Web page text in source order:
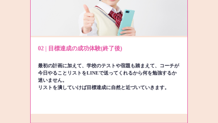
02 | 目標達成の成功体験(終了後)
最初の計画に加えて、学校のテストや宿題も踏まえて、コーチが
今日やることリストをLINEで送ってくれるから何を勉強するか
迷いません。
リストを潰していけば目標達成に自然と近づいていきます。